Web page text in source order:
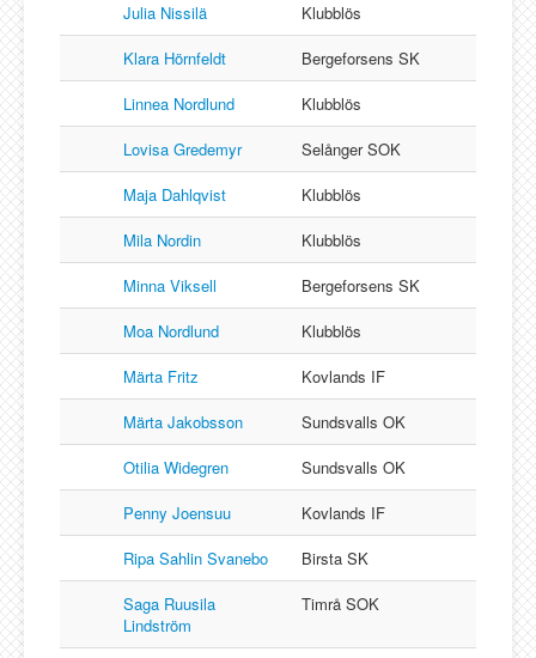
Julia Nissilä
Klubblös
Klara Hörnfeldt
Bergeforsens SK
Linnea Nordlund
Klubblös
Lovisa Gredemyr
Selånger SOK
Maja Dahlqvist
Klubblös
Mila Nordin
Klubblös
Minna Viksell
Bergeforsens SK
Moa Nordlund
Klubblös
Märta Fritz
Kovlands IF
Märta Jakobsson
Sundsvalls OK
Otilia Widegren
Sundsvalls OK
Penny Joensuu
Kovlands IF
Ripa Sahlin Svanebo
Birsta SK
Saga Ruusila
Lindström
Timrå SOK